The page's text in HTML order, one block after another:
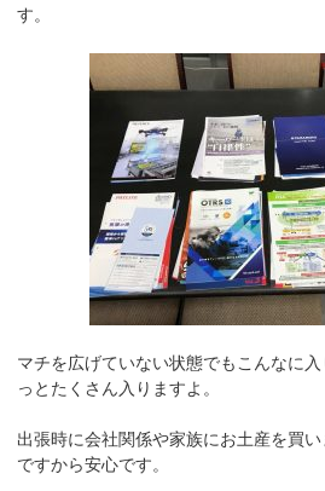
す。
マチを広げていない状態でもこんなに
っとたくさん入りますよ。
出張時に会社関係や家族にお土産を買
ですから安心です。